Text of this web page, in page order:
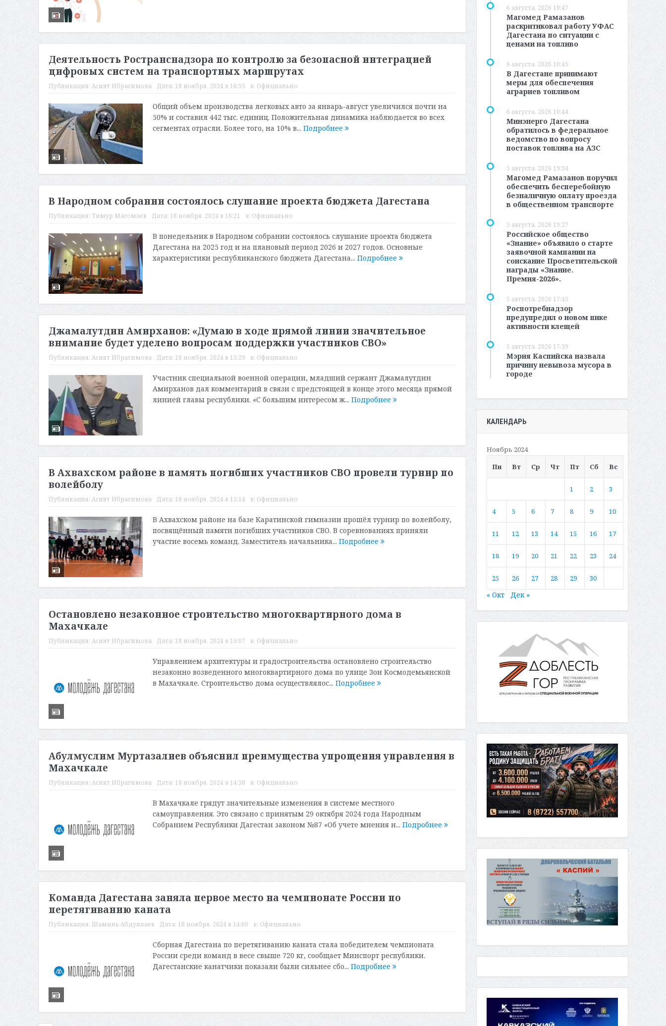
Деятельность Ространснадзора по контролю за безопасной интеграцией
цифровых систем на транспортных маршрутах
Публикация: Асият Ибрагимова Дата: 18 ноября, 2024 в 16:55 в: Официально
Общий объем производства легковых авто за январь-август увеличился почти на
50% и составил 442 тыс. единиц. Положительная динамика наблюдается во всех
сегментах отрасли. Более того, на 10% в... Подробнее
В Народном собрании состоялось слушание проекта бюджета Дагестана
Публикация: Тимур Магомаев Дата: 18 ноября, 2024 в 16:21 в: Официально
В понедельник в Народном собрании состоялось слушание проекта бюджета
Дагестана на 2025 год и на плановый период 2026 и 2027 годов. Основные
характеристики республиканского бюджета Дагестана... Подробнее
Джамалутдин Амирханов: «Думаю в ходе прямой линии значительное
внимание будет уделено вопросам поддержки участников СВО»
Публикация: Асият Ибрагимова Дата: 18 ноября, 2024 в 15:29 в: Официально
Участник специальной военной операции, младший сержант Джамалутдин
Амирханов дал комментарий в связи с предстоящей в конце этого месяца прямой
линией главы республики. «С большим интересом ж... Подробнее
В Ахвахском районе в память погибших участников СВО провели турнир по
волейболу
Публикация: Асият Ибрагимова Дата: 18 ноября, 2024 в 15:14 в: Официально
В Ахвахском районе на базе Каратинской гимназии прошёл турнир по волейболу,
посвящённый памяти погибших участников СВО. В соревнованиях приняли
участие восемь команд. Заместитель начальника... Подробнее
Остановлено незаконное строительство многоквартирного дома в
Махачкале
Публикация: Асият Ибрагимова Дата: 18 ноября, 2024 в 15:07 в: Официально
Управлением архитектуры и градостроительства остановлено строительство
незаконно возведенного многоквартирного дома по улице Зои Космодемьянской
в Махачкале. Строительство дома осуществлялос... Подробнее
Абулмуслим Муртазалиев объяснил преимущества упрощения управления в
Махачкале
Публикация: Асият Ибрагимова Дата: 18 ноября, 2024 в 14:38 в: Официально
В Махачкале грядут значительные изменения в системе местного
самоуправления. Это связано с принятым 29 октября 2024 года Народным
Собранием Республики Дагестан законом №87 «Об учете мнения н... Подробнее
Команда Дагестана заняла первое место на чемпионате России по
перетягиванию каната
Публикация: Шамиль Абдуллаев Дата: 18 ноября, 2024 в 14:00 в: Официально
Сборная Дагестана по перетягиванию каната стала победителем чемпионата
России среди команд в весе свыше 720 кг, сообщает Минспорт республики.
Дагестанские канатчики показали были сильнее сбо... Подробнее
6 августа, 2026 10:47
Магомед Рамазанов
раскритиковал работу УФАС
Дагестана по ситуации с
ценами на топливо
6 августа, 2026 10:45
В Дагестане принимают
меры для обеспечения
аграриев топливом
6 августа, 2026 10:44
Минэнерго Дагестана
обратилось в федеральное
ведомство по вопросу
поставок топлива на АЗС
5 августа, 2026 19:34
Магомед Рамазанов поручил
обеспечить бесперебойную
безналичную оплату проезда
в общественном транспорте
5 августа, 2026 19:27
Российское общество
«Знание» объявило о старте
заявочной кампании на
соискание Просветительской
награды «Знание.
Премия-2026».
5 августа, 2026 17:45
Роспотребнадзор
предупредил о новом пике
активности клещей
5 августа, 2026 17:39
Мэрия Каспийска назвала
причину невывоза мусора в
городе
КАЛЕНДАРЬ
Ноябрь 2024
Пн
Вт Ср Чт Пт Сб Вс
1 2 3
4 5 6 7 8 9 10
11 12 13 14 15 16 17
18 19 20 21 22 23 24
25 26 27 28 29 30
« Окт Дек »